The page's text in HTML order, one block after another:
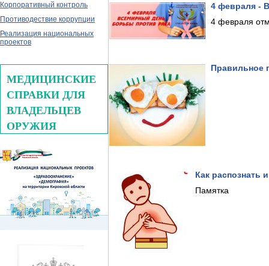
Корпоративный контроль
Противодествие коррупции
Реализация национальных
проектов
МЕДИЦИНСКИЕ
СПРАВКИ ДЛЯ
ВЛАДЕЛЬЦЕВ
ОРУЖИЯ
4 февраля -
4 февраля
Правильное
Как распознать
Памятка